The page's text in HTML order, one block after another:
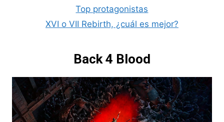
Top protagonistas
XVI o VII Rebirth, ¿cuál es mejor?
Back 4 Blood